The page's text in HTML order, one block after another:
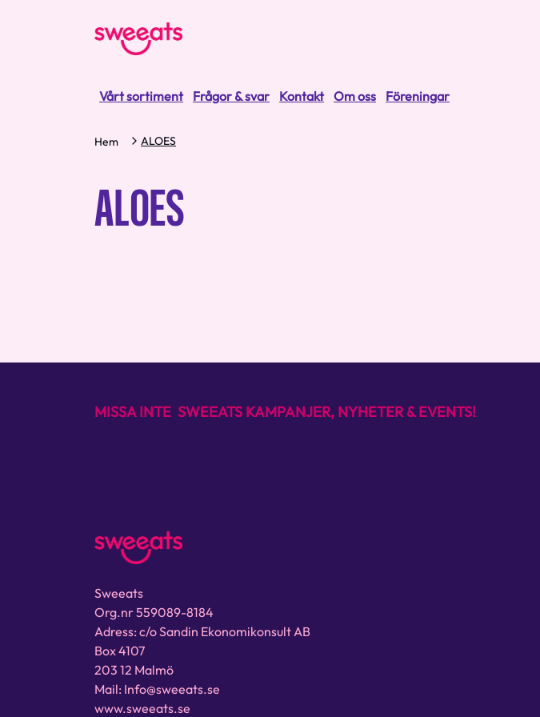
Vårt sortiment Frågor & svar Kontakt Om oss Föreningar
Hem ALOES
ALOES
MISSA INTE SWEEATS KAMPANJER, NYHETER & EVENTS!
Sweeats
Org.nr 559089-8184
Adress: c/o Sandin Ekonomikonsult AB
Box 4107
203 12 Malmö
Mail: Info@sweeats.se
www.sweeats.se